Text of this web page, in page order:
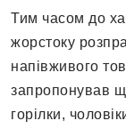
Тим часом до
жорстоку
напівживого
запропонував
горілки,